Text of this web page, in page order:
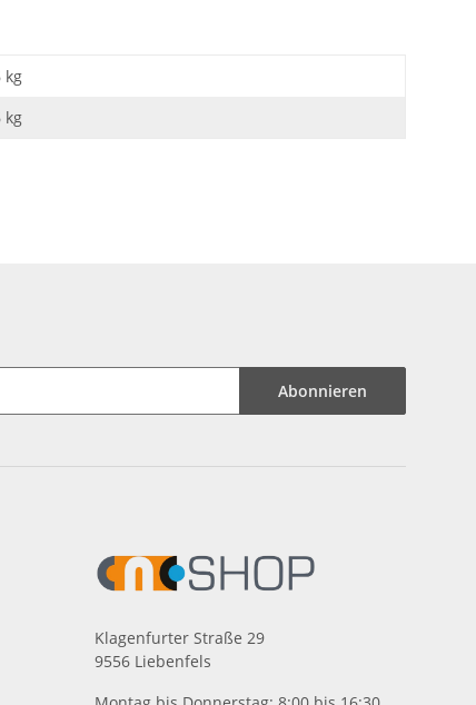
kg
kg
Abonnieren
Klagenfurter Straße 29
9556 Liebenfels